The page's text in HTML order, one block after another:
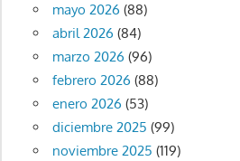
mayo 2026 (88)
abril 2026 (84)
marzo 2026 (96)
febrero 2026 (88)
enero 2026 (53)
diciembre 2025 (99)
noviembre 2025 (119)